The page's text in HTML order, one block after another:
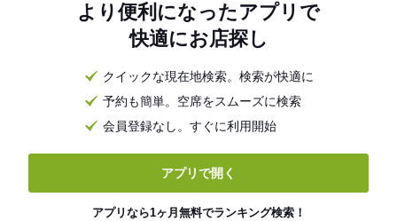
より便利になったアプリで
快適にお店探し
クイックな現在地検索。検索が快適に
予約も簡単。空席をスムーズに検索
会員登録なし。すぐに利用開始
アプリで開く
アプリなら1ヶ月無料でランキング検索！